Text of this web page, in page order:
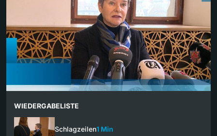
WIEDERGABELISTE
Schlagzeilen1 Min